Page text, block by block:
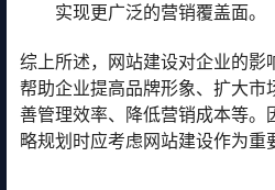
实现更广泛的营销覆盖面。
综上所述，网站建设对企业的影
帮助企业提高品牌形象、扩大市
善管理效率、降低营销成本等。
略规划时应考虑网站建设作为重